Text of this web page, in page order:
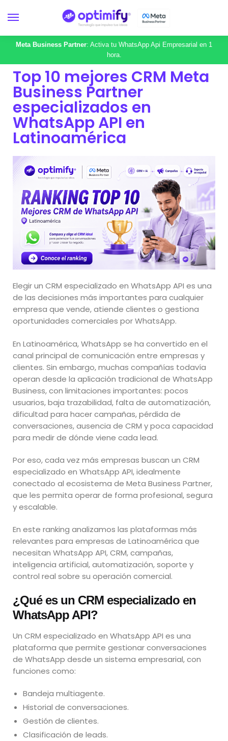
Meta Business Partner: Activa tu WhatsApp Api Empresarial en 1
hora.
Top 10 mejores CRM Meta
Business Partner
especializados en
WhatsApp API en
Latinoamérica
Elegir un CRM especializado en WhatsApp API es una
de las decisiones más importantes para cualquier
empresa que vende, atiende clientes o gestiona
oportunidades comerciales por WhatsApp.
En Latinoamérica, WhatsApp se ha convertido en el
canal principal de comunicación entre empresas y
clientes. Sin embargo, muchas compañías todavía
operan desde la aplicación tradicional de WhatsApp
Business, con limitaciones importantes: pocos
usuarios, baja trazabilidad, falta de automatización,
dificultad para hacer campañas, pérdida de
conversaciones, ausencia de CRM y poca capacidad
para medir de dónde viene cada lead.
Por eso, cada vez más empresas buscan un CRM
especializado en WhatsApp API, idealmente
conectado al ecosistema de Meta Business Partner,
que les permita operar de forma profesional, segura
y escalable.
En este ranking analizamos las plataformas más
relevantes para empresas de Latinoamérica que
necesitan WhatsApp API, CRM, campañas,
inteligencia artificial, automatización, soporte y
control real sobre su operación comercial.
¿Qué es un CRM especializado en
WhatsApp API?
Un CRM especializado en WhatsApp API es una
plataforma que permite gestionar conversaciones
de WhatsApp desde un sistema empresarial, con
funciones como:
Bandeja multiagente.
Historial de conversaciones.
Gestión de clientes.
Clasificación de leads.